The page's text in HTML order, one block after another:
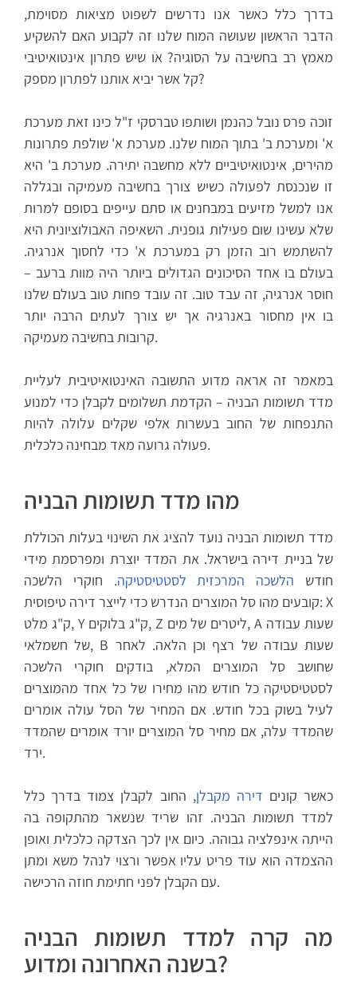
בדרך כלל כאשר אנו נדרשים לשפוט מציאות מסוימת,
הדבר הראשון שעושה המוח שלנו זה לקבוע האם להשקיע
מאמץ רב בחשיבה על הסוגיה? או שיש פתרון אינטואיטיבי
קל אשר יביא אותנו לפתרון מספק?
זוכה פרס נובל כהנמן ושותפו טברסקי ז"ל כינו זאת מערכת
א' ומערכת ב' בתוך המוח שלנו. מערכת א' שולפת פתרונות
מהירים, אינטואיטיביים ללא מחשבה יתירה. מערכת ב' היא
זו שנכנסת לפעולה כשיש צורך בחשיבה מעמיקה ובגללה
אנו למשל מזיעים במבחנים או סתם עייפים בסופם למרות
שלא עשינו שום פעילות גופנית. השאיפה האבולוציונית היא
להשתמש רוב הזמן רק במערכת א' כדי לחסוך אנרגיה.
בעולם בו אחד הסיכונים הגדולים ביותר היה מוות ברעב –
חוסר אנרגיה, זה עבד טוב. זה עובד פחות טוב בעולם שלנו
בו אין מחסור באנרגיה אך יש צורך לעתים הרבה יותר
קרובות בחשיבה מעמיקה.
במאמר זה אראה מדוע התשובה האינטואיטיבית לעליית
מדד תשומות הבניה – הקדמת תשלומים לקבלן כדי למנוע
התנפחות של החוב בעשרות אלפי שקלים עלולה להיות
פעולה גרועה מאד מבחינה כלכלית.
מהו מדד תשומות הבניה
מדד תשומות הבניה נועד להציג את השינוי בעלות הכוללת
של בניית דירה בישראל. את המדד יוצרת ומפרסמת מידי
חודש הלשכה המרכזית לסטטיסטיקה. חוקרי הלשכה
קובעים מהו סל המוצרים הנדרש כדי לייצר דירה טיפוסית: X
ק"ג מלט, Y ק"ג בלוקים, Z ליטרים של מים, A שעות עבודה
של חשמלאי, B שעות עבודה של רצף וכן הלאה. לאחר
שחושב סל המוצרים המלא, בודקים חוקרי הלשכה
לסטטיסטיקה כל חודש מהו מחירו של כל אחד מהמוצרים
לעיל בשוק בכל חודש. אם המחיר של הסל עולה אומרים
שהמדד עלה, אם מחיר סל המוצרים יורד אומרים שהמדד
ירד.
כאשר קונים דירה מקבלן, החוב לקבלן צמוד בדרך כלל
למדד תשומות הבניה. זהו שריד שנשאר מהתקופה בה
הייתה אינפלציה גבוהה. כיום אין לכך הצדקה כלכלית ואופן
ההצמדה הוא עוד פריט עליו אפשר ורצוי לנהל משא ומתן
עם הקבלן לפני חתימת חוזה הרכישה.
מה קרה למדד תשומות הבניה
בשנה האחרונה ומדוע?